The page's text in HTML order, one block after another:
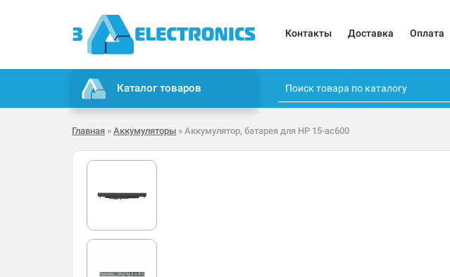
Контакты Доставка Оплата
Каталог товаров
Главная » Аккумуляторы » Аккумулятор, батарея для HP 15-ac600